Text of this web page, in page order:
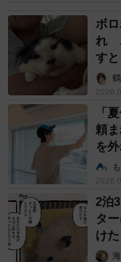
ボ
れ
す
「
頼
を
説】
2泊
タ
けた